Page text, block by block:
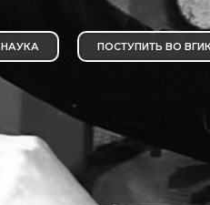
НАУКА ПОСТУПИТЬ ВО ВГИК